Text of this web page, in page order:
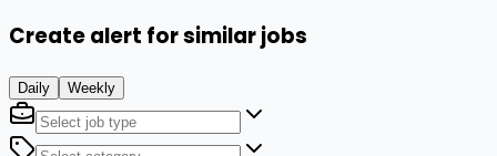
Create alert for similar jobs
Daily Weekly